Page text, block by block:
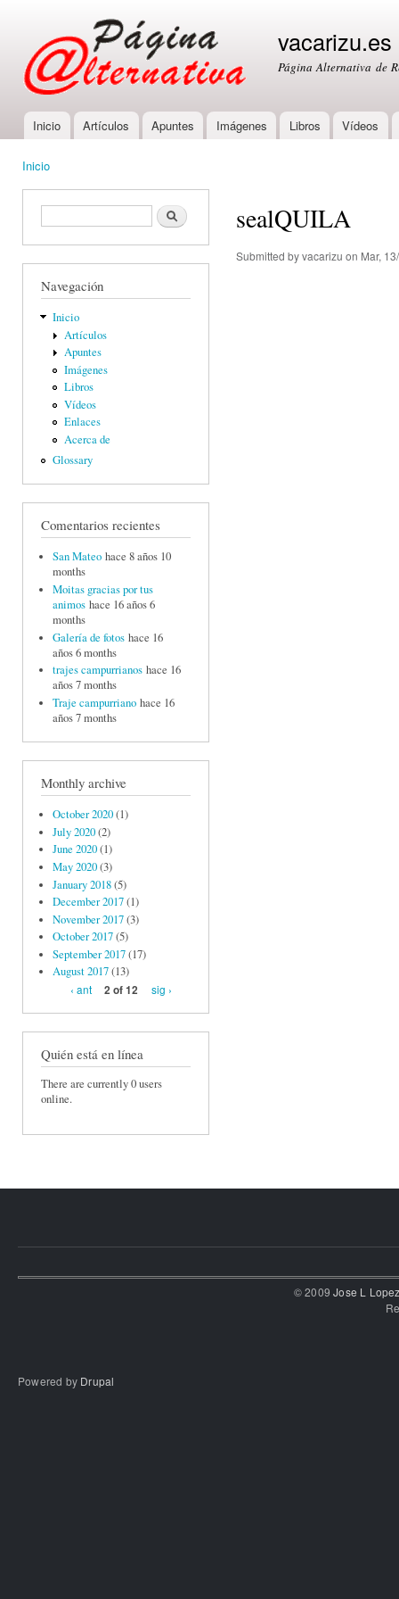
vacarizu.es
Página Alternativa de
Main menu
Inicio Artículos Apuntes Imágenes Libros Vídeos
Inicio
Formulario de búsquedaBuscar
Navegación
Inicio
Artículos
Apuntes
Imágenes
Libros
Vídeos
Enlaces
Acerca de
Glossary
Comentarios recientes
San Mateo hace 8 años 10
months
Moitas gracias por tus
animos hace 16 años 6
months
Galería de fotos hace 16
años 6 months
trajes campurrianos hace 16
años 7 months
Traje campurriano hace 16
años 7 months
Monthly archive
October 2020(1)
July 2020(2)
June 2020(1)
May 2020(3)
January 2018(5)
December 2017(1)
November 2017(3)
October 2017(5)
September 2017(17)
August 2017(13)
‹ ant
2 of 12 sig ›
Quién está en línea
There are currently 0 users
online.
sealQUILA
Submitted byvacarizu on Mar,
© 2009Jose L
Powered by Drupal